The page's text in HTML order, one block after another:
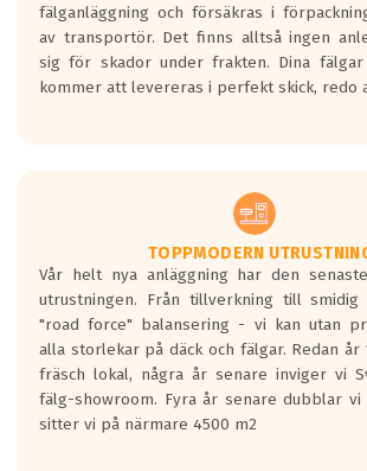
fälganläggning och försäkras i
av transportör. Det finns alltså ingen
sig för skador under frakten. Dina
kommer att levereras i perfekt skick, redo
TOPPMODERN
Vår helt nya anläggning har den
utrustningen. Från tillverkning till smidig
"road force" balansering - vi kan utan
alla storlekar på däck och fälgar. Redan år
fräsch lokal, några år senare inviger vi
fälg-showroom. Fyra år senare dubblar vi
sitter vi på närmare 4500 m2